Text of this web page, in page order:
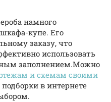
намного
купе. Его
заказу, что
использовать
заполнением.Можно
и схемам своими
в интернете